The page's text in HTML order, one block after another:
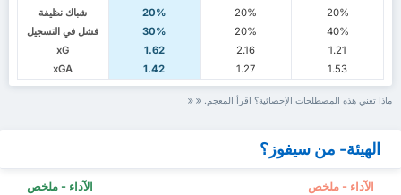
شباك نظيفة
20% 20%
20%
فشل في التسجيل
30% 20%
40%
xG
1.62 2.16
1.21
xGA
1.42 1.27 1.53
ماذا تعني هذه المصطلحات الإحصائية؟ اقرأ المعجم.
الهيئة- من سيفوز؟
الآداء - ملخص الآداء - ملخص